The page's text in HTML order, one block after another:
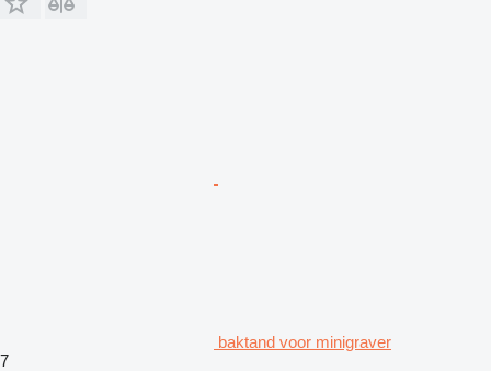
baktand voor minigraver
7